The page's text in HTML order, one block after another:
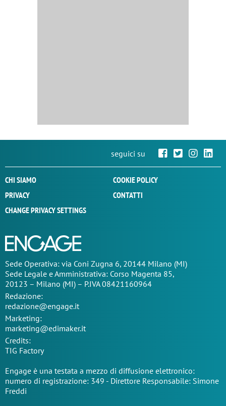
seguici su
CHI SIAMO
COOKIE POLICY
PRIVACY
CONTATTI
CHANGE PRIVACY SETTINGS
Sede Operativa: via Coni Zugna 6, 20144 Milano (MI)
Sede Legale e Amministrativa: Corso Magenta 85,
20123 – Milano (MI) – P.IVA 08421160964
Redazione:
redazione@engage.it
Marketing:
marketing@edimaker.it
Credits:
TIG Factory
Engage è una testata a mezzo di diffusione elettronico:
numero di registrazione: 349 - Direttore Responsabile: Simone
Freddi